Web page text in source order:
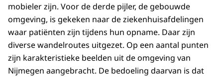
mobieler zijn. Voor de derde pijler, de gebouwde
omgeving, is gekeken naar de ziekenhuisafdelingen
waar patiënten zijn tijdens hun opname. Daar zijn
diverse wandelroutes uitgezet. Op een aantal punten
zijn karakteristieke beelden uit de omgeving van
Nijmegen aangebracht. De bedoeling daarvan is dat